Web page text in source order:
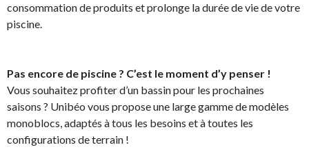
consommation de produits et prolonge la durée de vie de votre
piscine.
Pas encore de piscine ? C’est le moment d’y penser !
Vous souhaitez profiter d’un bassin pour les prochaines
saisons ? Unibéo vous propose une large gamme de modèles
monoblocs, adaptés à tous les besoins et à toutes les
configurations de terrain !